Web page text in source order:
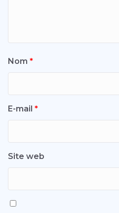
Nom *
E-mail *
Site web